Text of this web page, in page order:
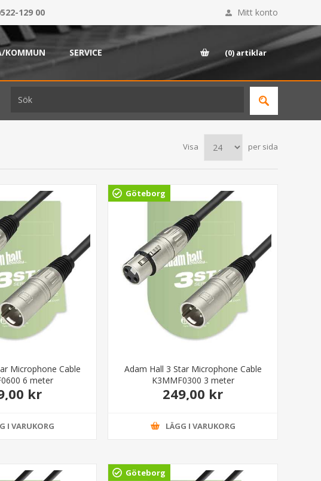
129 00 Mitt konto
KOMMUN SERVICE (0) artiklar
Visa per sida
Microphone Cable
6 meter
kr
I VARUKORG
Göteborg
Adam Hall 3 Star Microphone Cable
K3MMF0300 3 meter
249,00 kr
LÄGG I VARUKORG
Göteborg